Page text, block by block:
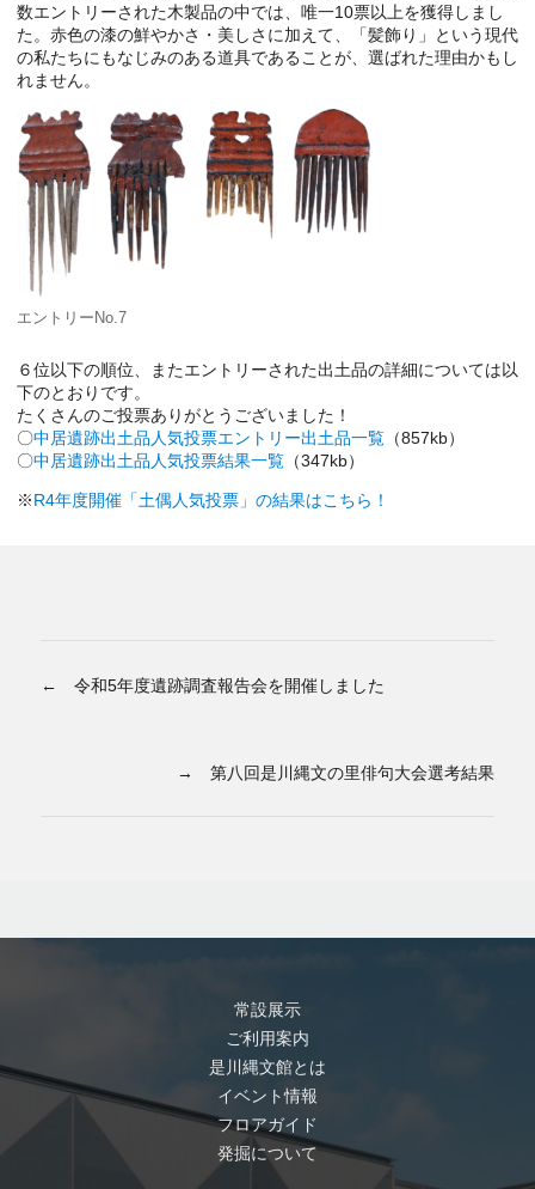
数エントリーされた木製品の中では、唯一10票以上を獲得しまし
た。赤色の漆の鮮やかさ・美しさに加えて、「髪飾り」という現代
の私たちにもなじみのある道具であることが、選ばれた理由かもし
れません。
エントリーNo.7
６位以下の順位、またエントリーされた出土品の詳細については以
下のとおりです。
たくさんのご投票ありがとうございました！
〇中居遺跡出土品人気投票エントリー出土品一覧 （857kb）
〇中居遺跡出土品人気投票結果一覧 （347kb）
※R4年度開催「土偶人気投票」の結果はこちら！
← 令和5年度遺跡調査報告会を開催しました
→ 第八回是川縄文の里俳句大会選考結果
常設展示
ご利用案内
是川縄文館とは
イベント情報
フロアガイド
発掘について